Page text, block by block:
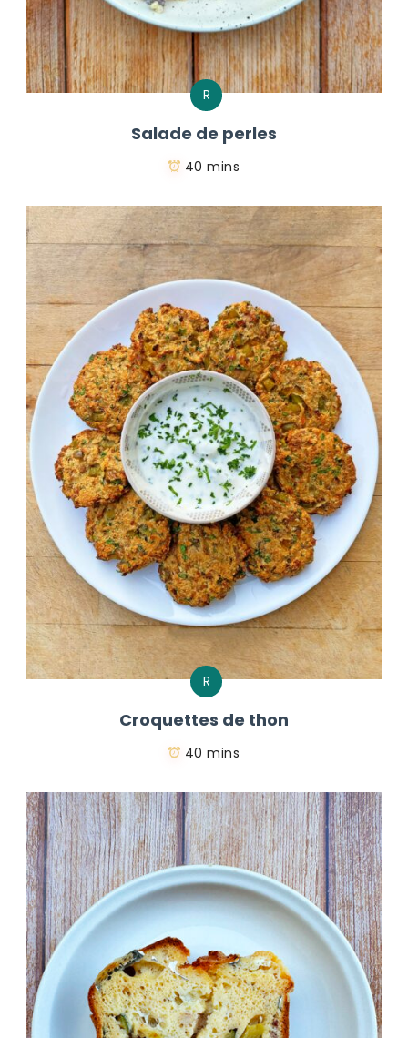
R
Salade de perles
40 mins
R
Croquettes de thon
40 mins